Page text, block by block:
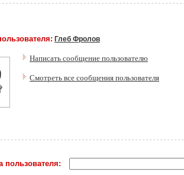
Глеб Фролов
Написать сообщение пользователю
Смотреть все сообщения пользователя
пользователя: